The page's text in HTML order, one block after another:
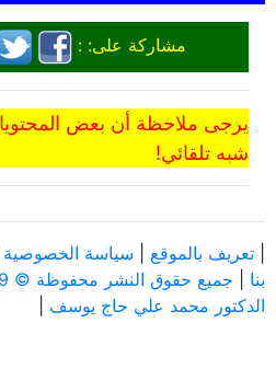
مشاركة على: :
يرجى ملاحظة أن بعض
شبه تلقائي!
تعريف بالموقع سياسة الخصوصية
بنا
جميع حقوق النشر محفوظة © 1999-2024
الدكتور محمد علي حاج يوسف